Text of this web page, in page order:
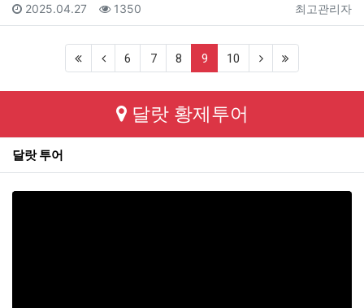
등록자
최고관리자
등록일
2025.04.27 조회
1350
(first)(previous)
6 7 8 9(current)
10 (next)
달랏 황제투어
달랏 투어